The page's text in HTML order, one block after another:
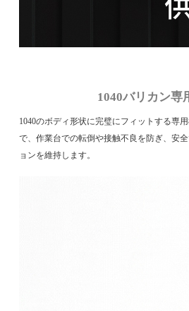
1040バリカン専
1040のボディ形状に完璧にフィットする専
で、作業台での転倒や接触不良を防ぎ、安
ョンを維持します。